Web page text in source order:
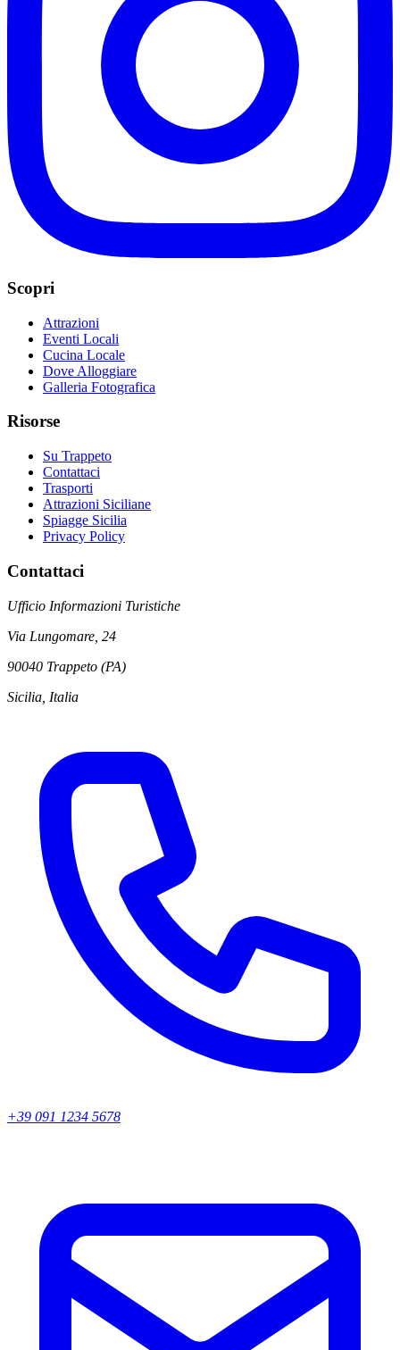
Scopri
Attrazioni
Eventi Locali
Cucina Locale
Dove Alloggiare
Galleria Fotografica
Risorse
Su Trappeto
Contattaci
Trasporti
Attrazioni Siciliane
Spiagge Sicilia
Privacy Policy
Contattaci
Ufficio Informazioni Turistiche
Via Lungomare, 24
90040 Trappeto (PA)
Sicilia, Italia
+39 091 1234 5678